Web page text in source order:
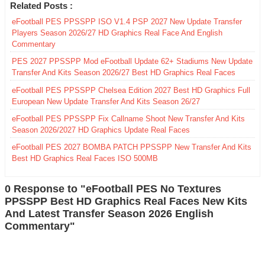
Related Posts :
eFootball PES PPSSPP ISO V1.4 PSP 2027 New Update Transfer
Players Season 2026/27 HD Graphics Real Face And English
Commentary
PES 2027 PPSSPP Mod eFootball Update 62+ Stadiums New Update
Transfer And Kits Season 2026/27 Best HD Graphics Real Faces
eFootball PES PPSSPP Chelsea Edition 2027 Best HD Graphics Full
European New Update Transfer And Kits Season 26/27
eFootball PES PPSSPP Fix Callname Shoot New Transfer And Kits
Season 2026/2027 HD Graphics Update Real Faces
eFootball PES 2027 BOMBA PATCH PPSSPP New Transfer And Kits
Best HD Graphics Real Faces ISO 500MB
0 Response to "eFootball PES No Textures
PPSSPP Best HD Graphics Real Faces New Kits
And Latest Transfer Season 2026 English
Commentary"